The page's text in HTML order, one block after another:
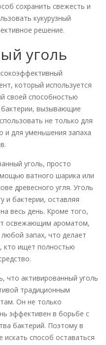
сохранить свежесть и
кукурузный
решение.
уголь
который используется
своей способностью
вызывающие
не только для
для уменьшения запаха
уголь, просто
ватного шарика или
древесного угля. Уголь
и бактерии, оставляя
весь день. Кроме того,
освежающим ароматом,
запах, что делает
кто ищет полностью
что активированный уголь
традиционным
Он не только
эффективен в борьбе с
бактерий. Поэтому в
способ оставаться